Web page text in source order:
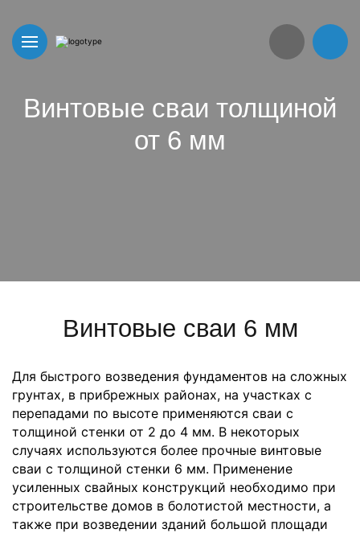
Винтовые сваи толщиной
от 6 мм
Винтовые сваи 6 мм
Для быстрого возведения фундаментов на сложных
грунтах, в прибрежных районах, на участках с
перепадами по высоте применяются сваи с
толщиной стенки от 2 до 4 мм. В некоторых
случаях используются более прочные винтовые
сваи с толщиной стенки 6 мм. Применение
усиленных свайных конструкций необходимо при
строительстве домов в болотистой местности, а
также при возведении зданий большой площади